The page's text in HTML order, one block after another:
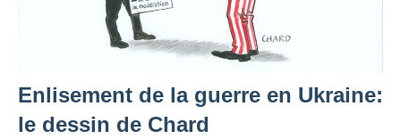
Enlisement de la guerre en Ukraine:
le dessin de Chard